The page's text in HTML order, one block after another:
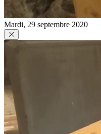
Mardi, 29 septembre 2020